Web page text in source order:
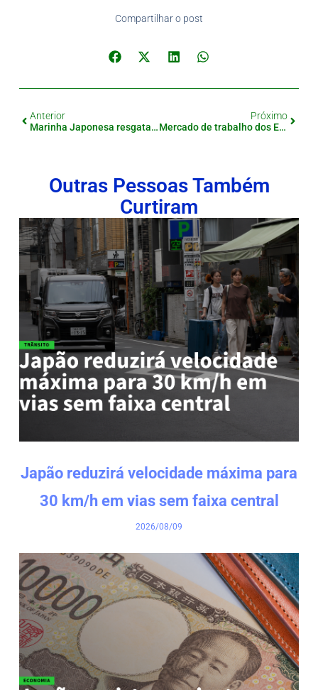
Compartilhar o post
Anterior
Marinha Japonesa resgata tripulante Chinês ferido
Próximo
Mercado de trabalho dos EUA surpreende e derruba o Iene
Outras Pessoas Também
Curtiram
Japão reduzirá velocidade máxima para
30 km/h em vias sem faixa central
2026/08/09